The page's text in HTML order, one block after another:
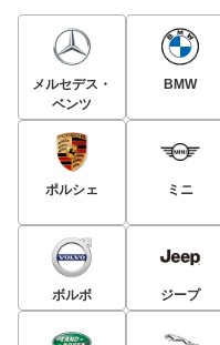
メルセデス・
ベンツ
BMW
ポルシェ ミニ
ボルボ ジープ